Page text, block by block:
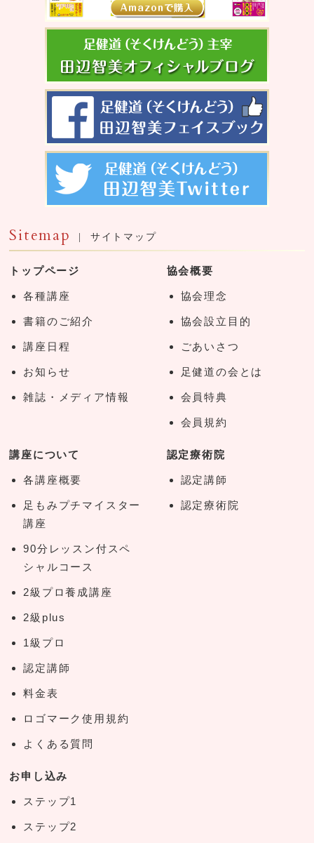
Sitemap | サイトマップ
トップページ
各種講座
書籍のご紹介
講座日程
お知らせ
雑誌・メディア情報
協会概要
協会理念
協会設立目的
ごあいさつ
足健道の会とは
会員特典
会員規約
講座について
各講座概要
足もみプチマイスター
講座
90分レッスン付スペ
シャルコース
2級プロ養成講座
2級plus
1級プロ
認定講師
料金表
ロゴマーク使用規約
よくある質問
認定療術院
認定講師
認定療術院
お申し込み
ステップ1
ステップ2